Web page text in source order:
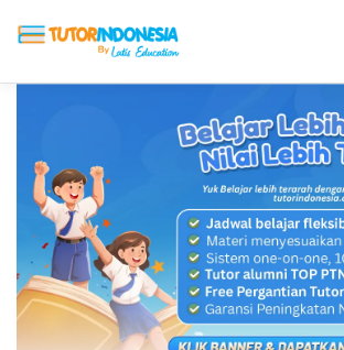
ABOUT US JADI
BIAYA LES TESTIMONI
BLOG DAFTAR SEKOLAH